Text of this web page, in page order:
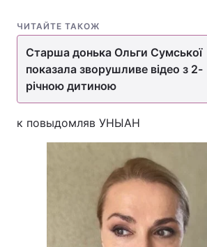
ЧИТАЙТЕ ТАКОЖ
Старша донька Ольги Сумської
показала зворушливе відео з 2-
річною дитиною
к повыдомляв УНЫАН